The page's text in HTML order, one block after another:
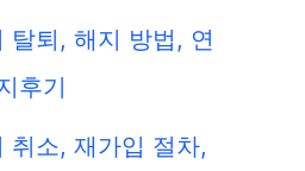
탈퇴, 해지 방법, 연
후기
취소, 재가입 절차,